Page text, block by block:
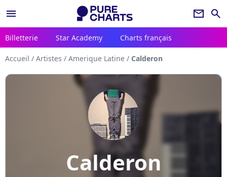
menu newsletter search
Billetterie Star Academy Charts français
Accueil / Artistes / Amerique Latine / Calderon
Calderon